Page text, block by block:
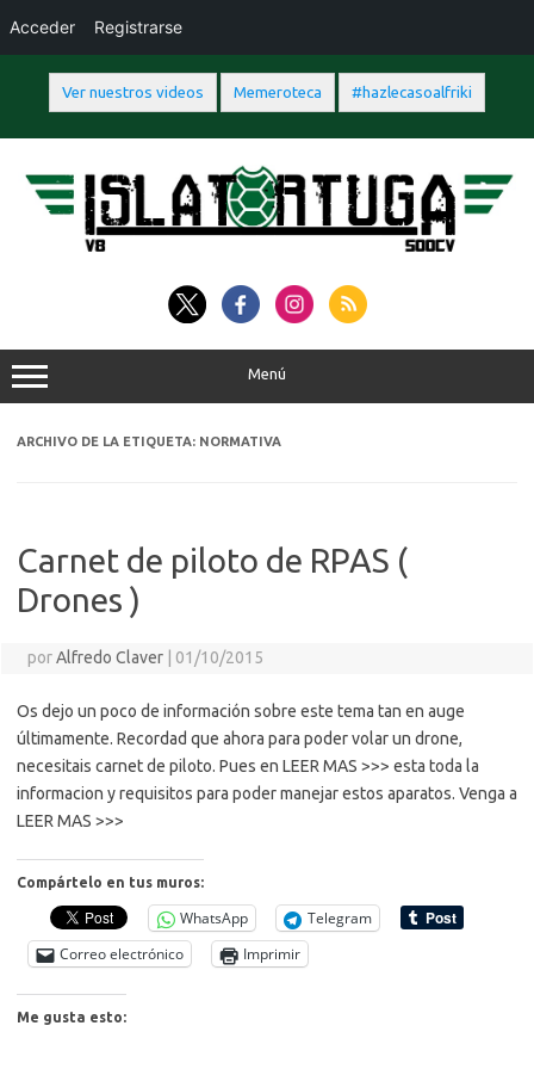
Ver nuestros videos Memeroteca #hazlecasoalfriki
Acceder Registrarse
contenido
Menú
ARCHIVO DE LA ETIQUETA: NORMATIVA
Carnet de piloto de RPAS (
‪Drones‬ )
porAlfredo Claver 01/10/2015
Os dejo un poco de información sobre este tema tan en auge
últimamente. Recordad que ahora para poder volar un drone,
necesitais carnet de piloto. Pues en LEER MAS >>> esta toda la
informacion y requisitos para poder manejar estos aparatos. Venga a
LEER MAS >>>
Compártelo en tus muros:
WhatsApp
Telegram
Correo electrónico
Imprimir
Me gusta esto: